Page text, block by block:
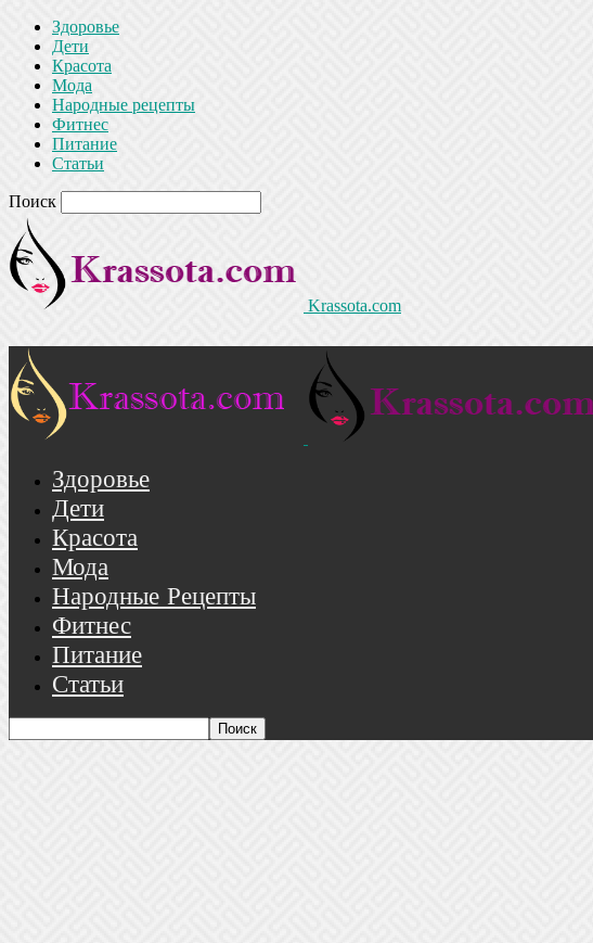
Здоровье
Дети
Красота
Мода
Народные рецепты
Фитнес
Питание
Статьи
Поиск
Krassota.com
Здоровье
Дети
Красота
Мода
Народные Рецепты
Фитнес
Питание
Статьи